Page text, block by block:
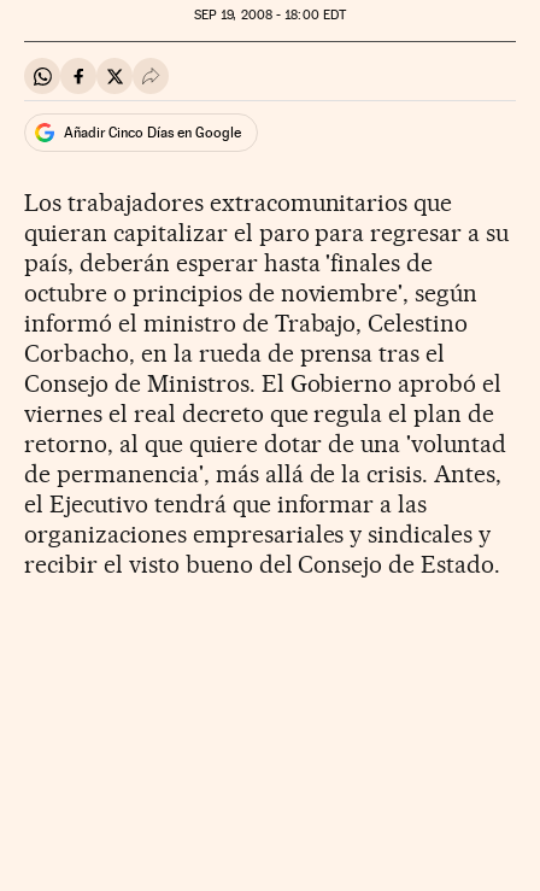
SEP 19, 2008 - 18:00EDT
Compartir en Whatsapp
Compartir en Facebook
Compartir en Twitter
Desplegar Redes Sociales
Añadir Cinco Días en Google
Los trabajadores extracomunitarios que
quieran capitalizar el paro para regresar a su
país, deberán esperar hasta 'finales de
octubre o principios de noviembre', según
informó el ministro de Trabajo, Celestino
Corbacho, en la rueda de prensa tras el
Consejo de Ministros. El Gobierno aprobó el
viernes el real decreto que regula el plan de
retorno, al que quiere dotar de una 'voluntad
de permanencia', más allá de la crisis. Antes,
el Ejecutivo tendrá que informar a las
organizaciones empresariales y sindicales y
recibir el visto bueno del Consejo de Estado.